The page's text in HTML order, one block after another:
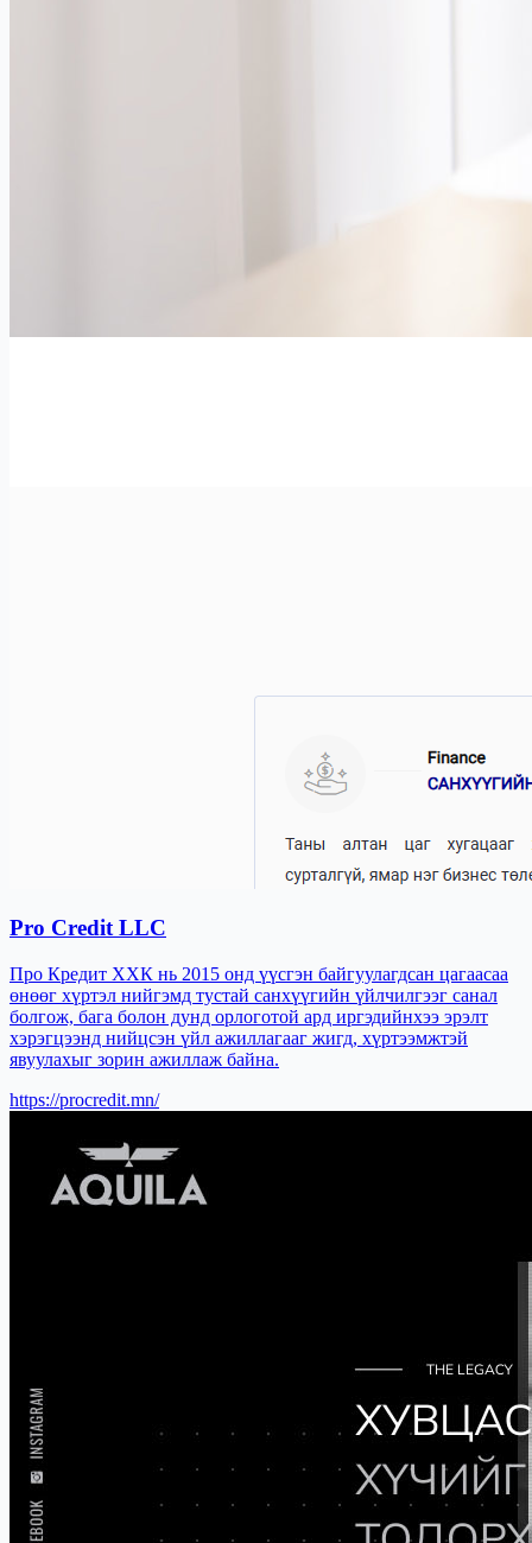
Pro Credit LLC
Про Кредит ХХК нь 2015 онд үүсгэн байгуулагдсан цагаасаа
өнөөг хүртэл нийгэмд тустай санхүүгийн үйлчилгээг санал
болгож, бага болон дунд орлоготой ард иргэдийнхээ эрэлт
хэрэгцээнд нийцсэн үйл ажиллагааг жигд, хүртээмжтэй
явуулахыг зорин ажиллаж байна.
https://procredit.mn/